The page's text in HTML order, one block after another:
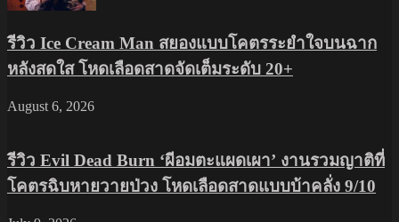
รีวิว Ice Cream Man สยองแบบโคตรระยำใจบนฉาก
หลังสดใส โหดเลือดสาดจัดเต็มระดับ 20+
August 6, 2026
รีวิว Evil Dead Burn ‘ผีอมตะแผดเผา’ งานรวมญาติที่
โคตรฉิบหายวายป่วง โหดเลือดสาดแบบบ้าคลั่ง 9/10